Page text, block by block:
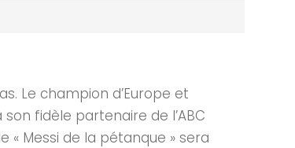
Le champion d’Europe et
fidèle partenaire de l’ABC
« Messi de la pétanque » sera